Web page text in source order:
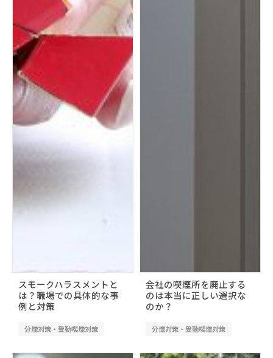
スモークハラスメントと
は？職場での具体的な事
例と対策
分煙対策・受動喫煙対策
会社の喫煙所を廃止する
のは本当に正しい選択な
のか？
分煙対策・受動喫煙対策